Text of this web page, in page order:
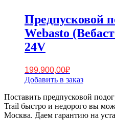
Предпусковой
Webasto
24V
199.900,00₽
Добавить в заказ
Поставить предпусковой
Trail быстро и недорого вы
Москва. Даем гарантию на